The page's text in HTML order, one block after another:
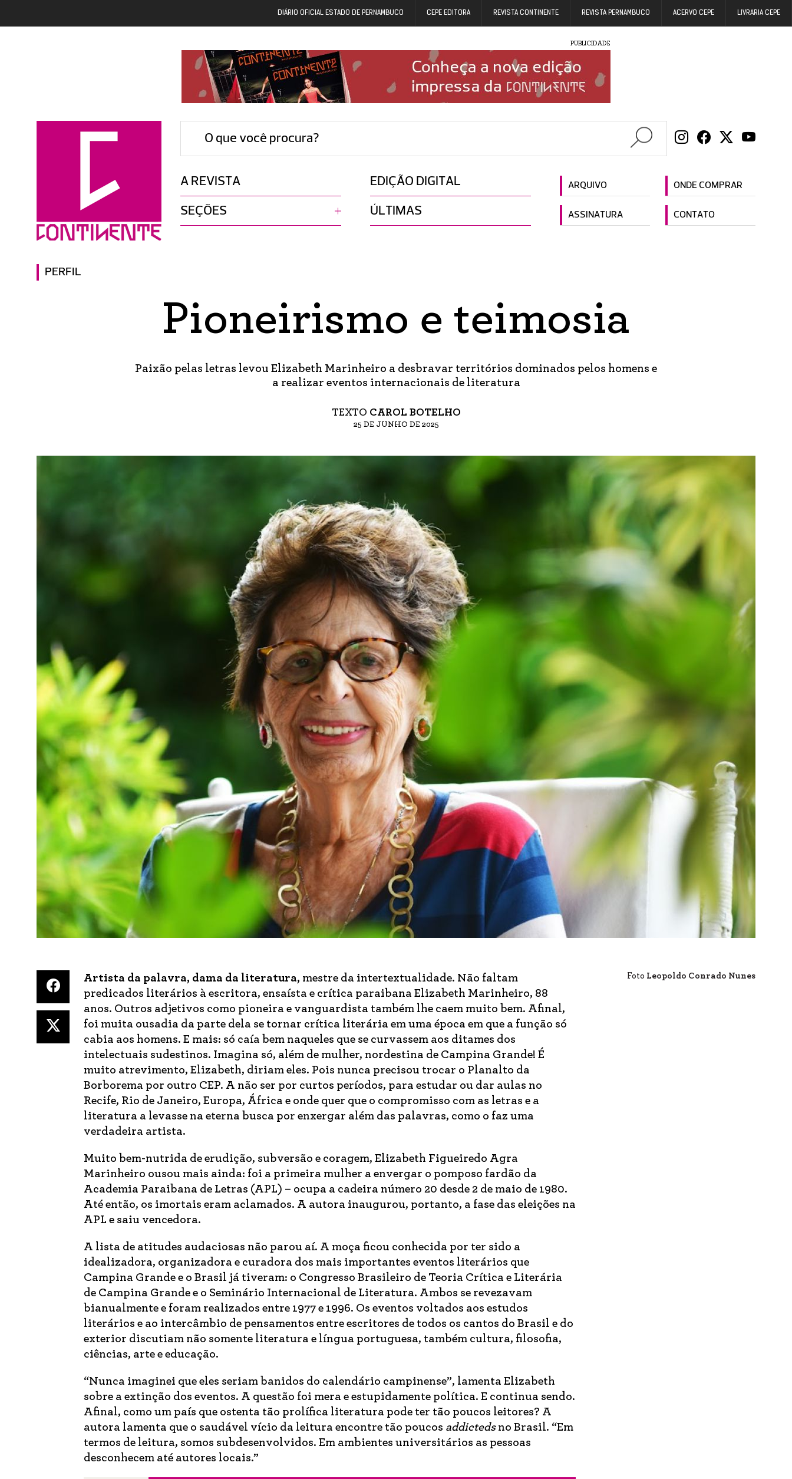
DIÁRIO OFICIAL ESTADO DE PERNAMBUCO CEPE EDITORA REVISTA CONTINENTE REVISTA PERNAMBUCO ACERVO CEPE LIVRARIA CEPE
PUBLICIDADE
O que você procura?
A REVISTA EDIÇÃO DIGITAL ARQUIVO ONDE COMPRAR
SEÇÕES ÚLTIMAS ASSINATURA CONTATO
PERFIL
Pioneirismo e teimosia
Paixão pelas letras levou Elizabeth Marinheiro a desbravar territórios dominados pelos homens e
a realizar eventos internacionais de literatura
TEXTO CAROL BOTELHO
25 DE JUNHO DE 2025
Foto Leopoldo Conrado Nunes
Artista da palavra, dama da literatura, mestre da intertextualidade. Não faltam
predicados literários à escritora, ensaísta e crítica paraibana Elizabeth Marinheiro, 88
anos. Outros adjetivos como pioneira e vanguardista também lhe caem muito bem. Afinal,
foi muita ousadia da parte dela se tornar crítica literária em uma época em que a função só
cabia aos homens. E mais: só caía bem naqueles que se curvassem aos ditames dos
intelectuais sudestinos. Imagina só, além de mulher, nordestina de Campina Grande! É
muito atrevimento, Elizabeth, diriam eles. Pois nunca precisou trocar o Planalto da
Borborema por outro CEP. A não ser por curtos períodos, para estudar ou dar aulas no
Recife, Rio de Janeiro, Europa, África e onde quer que o compromisso com as letras e a
literatura a levasse na eterna busca por enxergar além das palavras, como o faz uma
verdadeira artista.
Muito bem-nutrida de erudição, subversão e coragem, Elizabeth Figueiredo Agra
Marinheiro ousou mais ainda: foi a primeira mulher a envergar o pomposo fardão da
Academia Paraibana de Letras (APL) – ocupa a cadeira número 20 desde 2 de maio de 1980.
Até então, os imortais eram aclamados. A autora inaugurou, portanto, a fase das eleições na
APL e saiu vencedora.
A lista de atitudes audaciosas não parou aí. A moça ficou conhecida por ter sido a
idealizadora, organizadora e curadora dos mais importantes eventos literários que
Campina Grande e o Brasil já tiveram: o Congresso Brasileiro de Teoria Crítica e Literária
de Campina Grande e o Seminário Internacional de Literatura. Ambos se revezavam
bianualmente e foram realizados entre 1977 e 1996. Os eventos voltados aos estudos
literários e ao intercâmbio de pensamentos entre escritores de todos os cantos do Brasil e do
exterior discutiam não somente literatura e língua portuguesa, também cultura, filosofia,
ciências, arte e educação.
“Nunca imaginei que eles seriam banidos do calendário campinense”, lamenta Elizabeth
sobre a extinção dos eventos. A questão foi mera e estupidamente política. E continua sendo.
Afinal, como um país que ostenta tão prolífica literatura pode ter tão poucos leitores? A
autora lamenta que o saudável vício da leitura encontre tão poucos addictedsno Brasil. “Em
termos de leitura, somos subdesenvolvidos. Em ambientes universitários as pessoas
desconhecem até autores locais.”